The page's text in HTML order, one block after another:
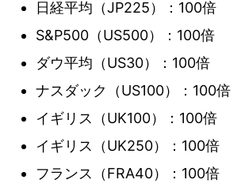
日経平均（JP225）：100倍
S&P500（US500）：100倍
ダウ平均（US30）：100倍
ナスダック（US100）：100倍
イギリス（UK100）：100倍
イギリス（UK250）：100倍
フランス（FRA40）：100倍